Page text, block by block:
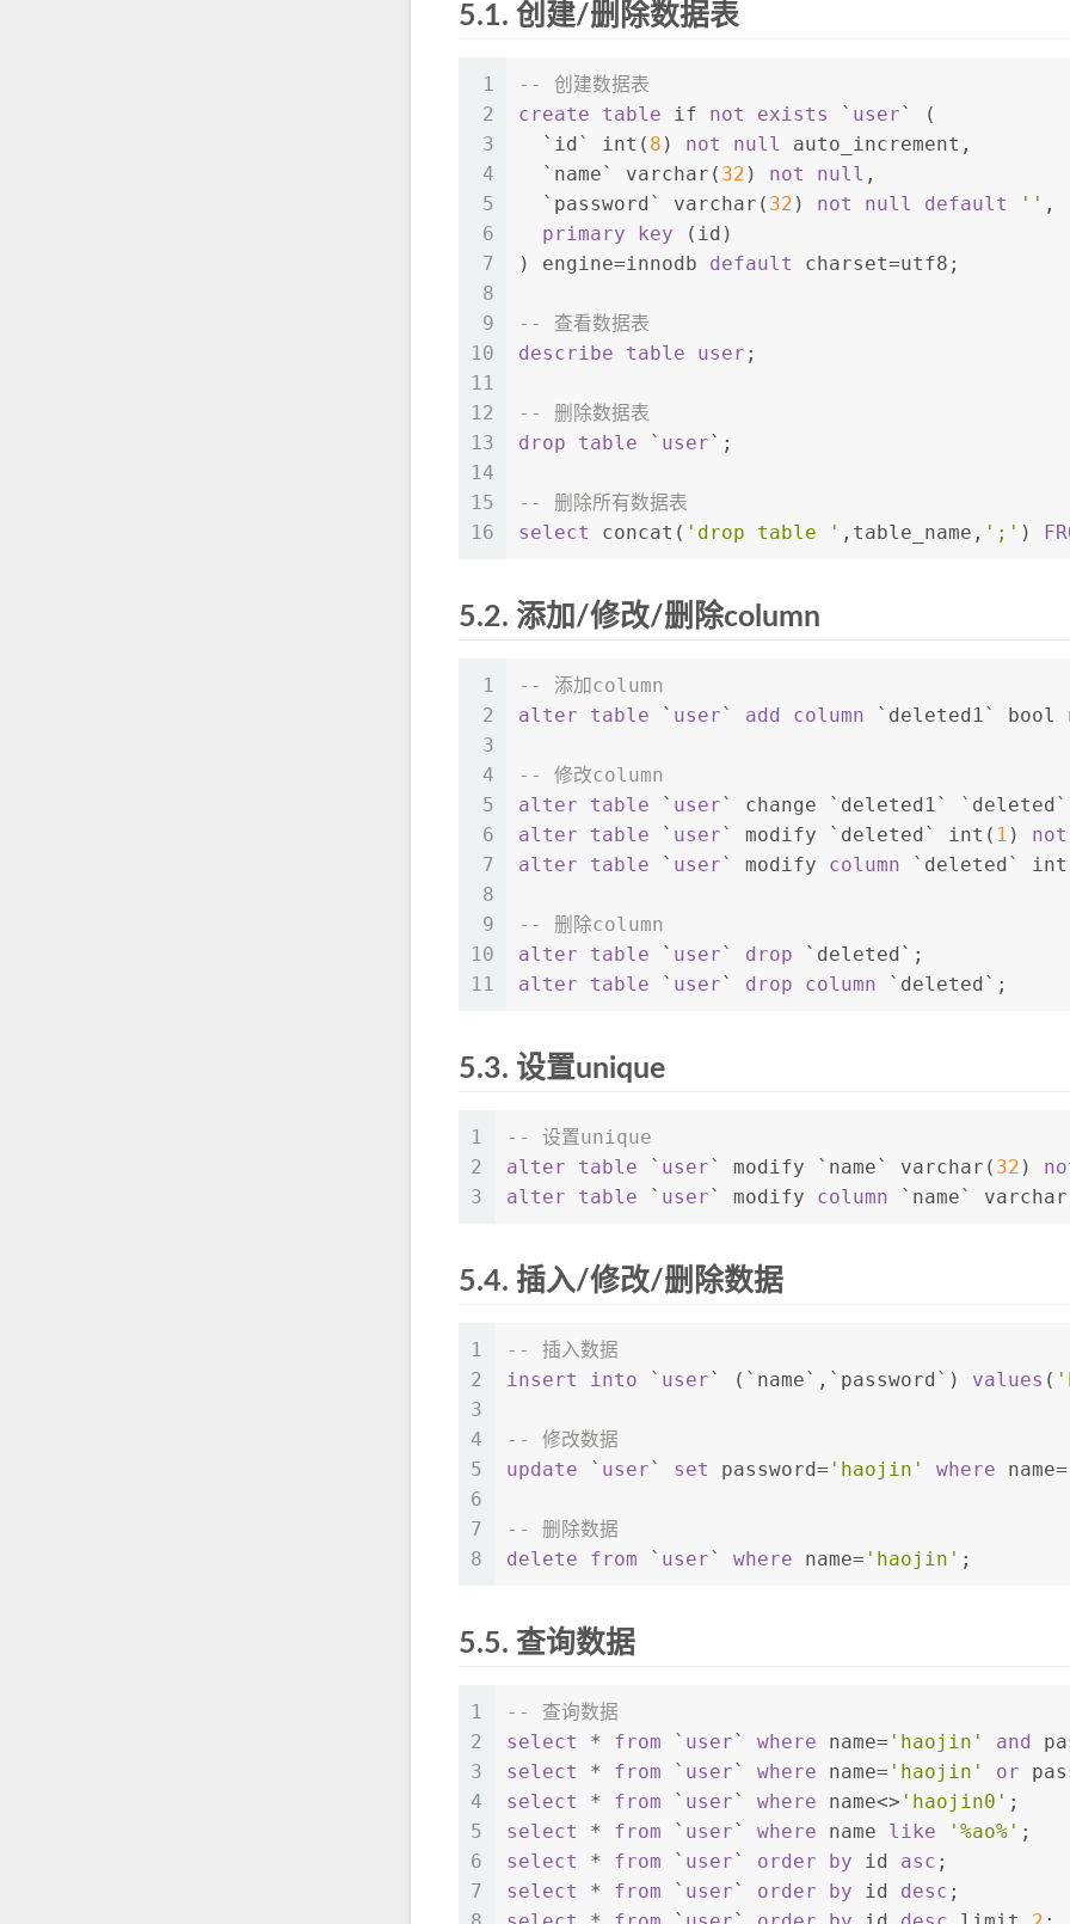
5.1. 创建/删除数据表
1
2
3
4
5
6
7
8
9
10
11
12
13
14
15
16
-- 创建数据表
create table if not exists ` user` (
  `id`
int ( 8 ) not null
auto_increment,
  `name`
varchar ( 32 ) not null ,
  `password`
varchar ( 32 ) not null default '' ,
primary key (id)
) engine=innodb default charset=utf8;
-- 查看数据表
describe
table user ;
-- 删除数据表
drop
table ` user`;
-- 删除所有数据表
select
concat( 'drop table ' ,table_name, ';' )
5.2. 添加/修改/删除column
1
2
3
4
5
6
7
8
9
10
11
-- 添加column
alter table ` user` add column `deleted1` bool
-- 修改column
alter table ` user` change `deleted1`
alter table ` user` modify `deleted` int ( 1 )
alter table ` user` modify column `deleted` int
-- 删除column
alter table ` user` drop `deleted`;
alter table ` user` drop column `deleted`;
5.3. 设置unique
1
2
3
-- 设置unique
alter table ` user` modify `name` varchar ( 32 )
alter table ` user` modify column `name` varchar
5.4. 插入/修改/删除数据
1
2
3
4
5
6
7
8
-- 插入数据
insert into ` user` (`name`,`password`) values (
-- 修改数据
update ` user` set password= 'haojin' where name=
-- 删除数据
delete
from ` user` where name= 'haojin' ;
5.5. 查询数据
1
2
3
4
5
6
7
-- 查询数据
select
* from ` user` where name= 'haojin' and
select
* from ` user` where name= 'haojin' or
select
* from ` user` where name<> 'haojin0' ;
select
* from ` user` where name like '%ao%' ;
select
* from ` user` order by id asc ;
select
* from ` user` order by id desc ;